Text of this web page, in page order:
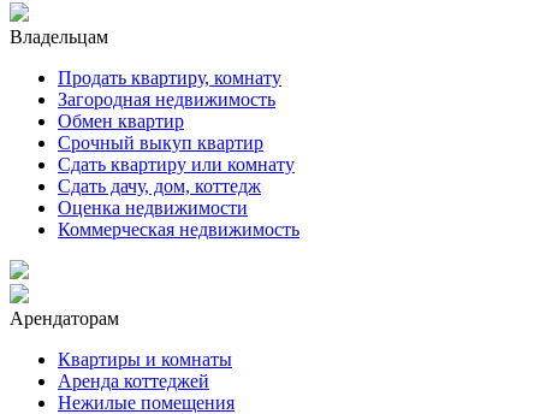
Владельцам
Продать квартиру, комнату
Загородная недвижимость
Обмен квартир
Срочный выкуп квартир
Сдать квартиру или комнату
Сдать дачу, дом, коттедж
Оценка недвижимости
Коммерческая недвижимость
Арендаторам
Квартиры и комнаты
Аренда коттеджей
Нежилые помещения